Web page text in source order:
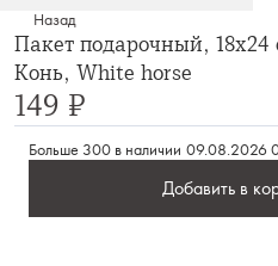
Назад
Пакет подарочный,
Конь, White horse
149 ₽
Больше 300 в наличии 09.08.2026
Добавить в